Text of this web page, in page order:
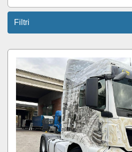
Filtri
Tutte le categorie
Ordina per